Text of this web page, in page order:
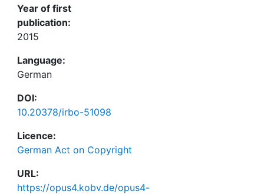
Year of first
publication:
2015
Language:
German
DOI:
10.20378/irbo-51098
Licence:
German Act on Copyright
URL:
https://opus4.kobv.de/opus4-